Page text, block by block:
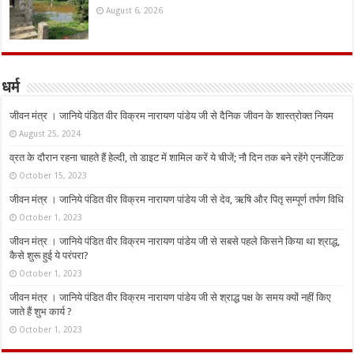
August 6, 2026
धर्म
जीवन मंत्र । जानिये पंडित वीर विक्रम नारायण पांडेय जी से दैनिक जीवन के शास्त्रोक्त नियम
August 25, 2024
व्रत के दौरान रहना चाहते हैं हेल्दी, तो डाइट में शामिल करें ये चीजें; नौ दिन तक बने रहेंगे एनर्जेटिक
October 15, 2023
जीवन मंत्र । जानिये पंडित वीर विक्रम नारायण पांडेय जी से देव, ऋषि और पितृ सम्पूर्ण तर्पण विधि
October 1, 2023
जीवन मंत्र । जानिये पंडित वीर विक्रम नारायण पांडेय जी से सबसे पहले किसने किया था श्राद्ध,
कैसे शुरू हुई ये परंपरा?
October 1, 2023
जीवन मंत्र । जानिये पंडित वीर विक्रम नारायण पांडेय जी से श्राद्ध पक्ष के समय क्यों नहीं किए
जाते हैं शुभ कार्य ?
October 1, 2023